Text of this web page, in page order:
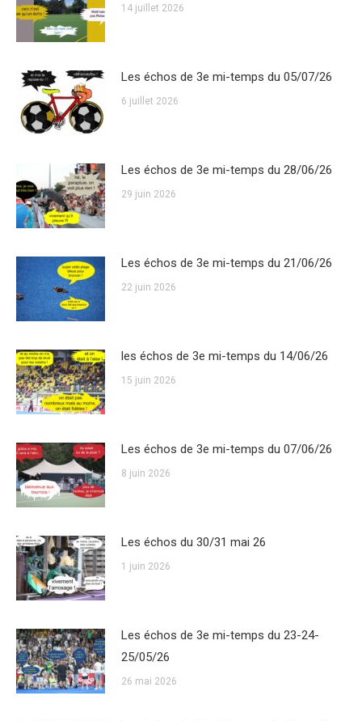
14 juillet 2026
Les échos de 3e mi-temps du 05/07/26
6 juillet 2026
Les échos de 3e mi-temps du 28/06/26
29 juin 2026
Les échos de 3e mi-temps du 21/06/26
22 juin 2026
les échos de 3e mi-temps du 14/06/26
15 juin 2026
Les échos de 3e mi-temps du 07/06/26
8 juin 2026
Les échos du 30/31 mai 26
1 juin 2026
Les échos de 3e mi-temps du 23-24-
25/05/26
26 mai 2026